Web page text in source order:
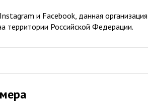
и Facebook, данная
территории Российской Федерации.